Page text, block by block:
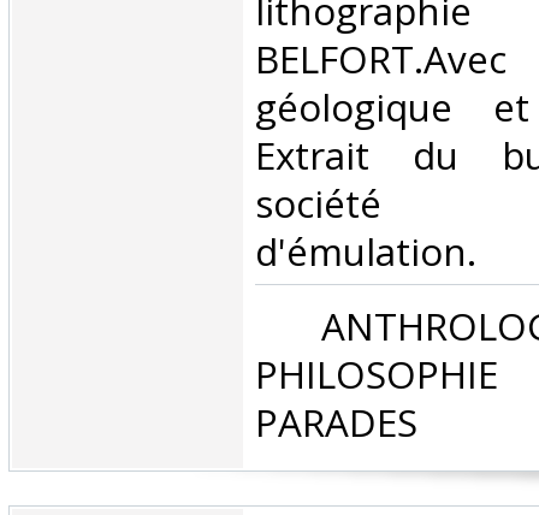
lithographie
géologique
Extrait du
société
d'émulation. ‎
PHILOSOPHIE
PARADES‎